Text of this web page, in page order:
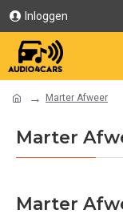
Inloggen
Marter Afweer
Marter
Marter